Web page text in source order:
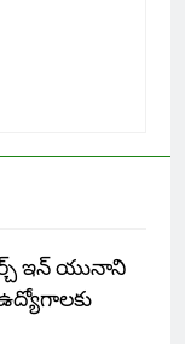
ఇన్ యునాని